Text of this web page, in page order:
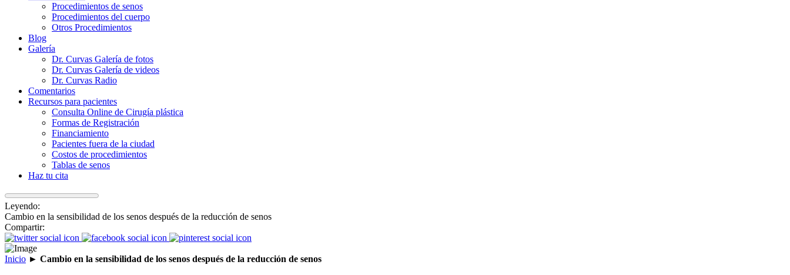
Procedimientos de senos
Procedimientos del cuerpo
Otros Procedimientos
Blog
Galería
Dr. Curvas Galería de fotos
Dr. Curvas Galería de videos
Dr. Curvas Radio
Comentarios
Recursos para pacientes
Consulta Online de Cirugía plástica
Formas de Registración
Financiamiento
Pacientes fuera de la ciudad
Costos de procedimientos
Tablas de senos
Haz tu cita
Leyendo:
Cambio en la sensibilidad de los senos después de la reducción de senos
Compartir:
Inicio ► Cambio en la sensibilidad de los senos después de la reducción de senos